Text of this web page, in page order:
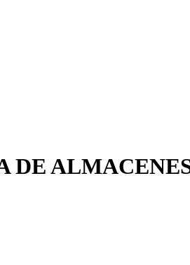
DE